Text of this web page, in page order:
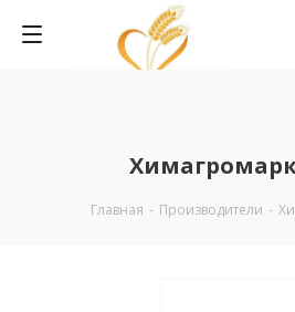
Главная - Производители -